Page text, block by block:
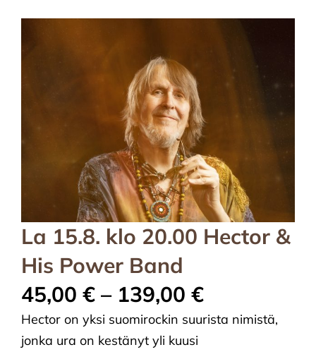
La 15.8. klo 20.00 Hector &
His Power Band
45,00 € – 139,00 €
Hector on yksi suomirockin suurista nimistä,
jonka ura on kestänyt yli kuusi